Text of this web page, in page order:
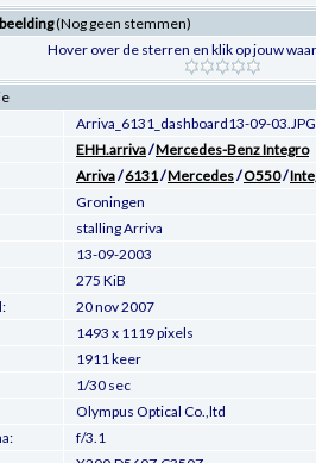
(Nog geen stemmen)
Hover over de sterren en klik op jouw
Arriva_6131_dashboard13-09-03.JPG
EHH.arriva/Mercedes-Benz Integro
Arriva/6131/Mercedes/O550/
Groningen
stalling Arriva
13-09-2003
275 KiB
20 nov 2007
1493 x 1119 pixels
1911 keer
1/30 sec
Olympus Optical Co.,ltd
f/3.1